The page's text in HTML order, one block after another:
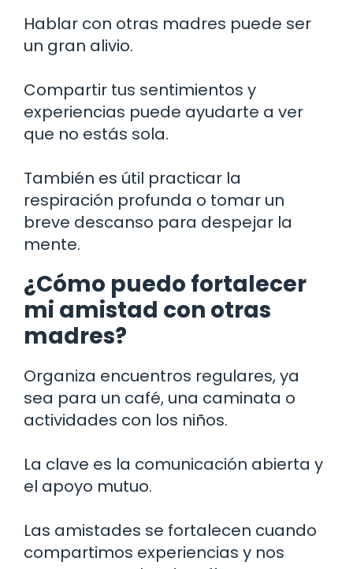
Hablar con otras madres puede ser
un gran alivio.
Compartir tus sentimientos y
experiencias puede ayudarte a ver
que no estás sola.
También es útil practicar la
respiración profunda o tomar un
breve descanso para despejar la
mente.
¿Cómo puedo fortalecer
mi amistad con otras
madres?
Organiza encuentros regulares, ya
sea para un café, una caminata o
actividades con los niños.
La clave es la comunicación abierta y
el apoyo mutuo.
Las amistades se fortalecen cuando
compartimos experiencias y nos